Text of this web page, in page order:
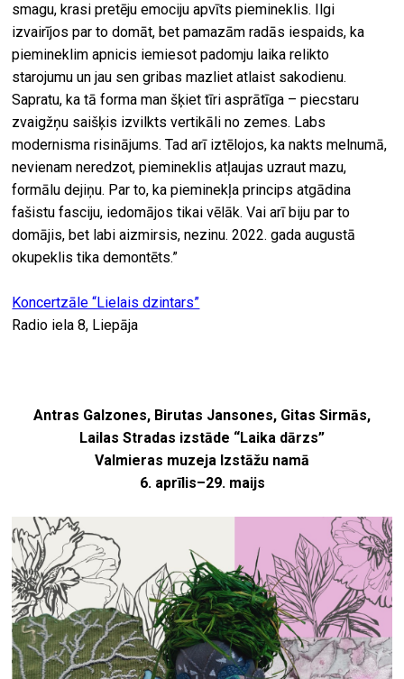
smagu, krasi pretēju emociju apvīts piemineklis. Ilgi
izvairījos par to domāt, bet pamazām radās iespaids, ka
piemineklim apnicis iemiesot padomju laika relikto
starojumu un jau sen gribas mazliet atlaist sakodienu.
Sapratu, ka tā forma man šķiet tīri asprātīga – piecstaru
zvaigžņu saišķis izvilkts vertikāli no zemes. Labs
modernisma risinājums. Tad arī iztēlojos, ka nakts melnumā,
nevienam neredzot, piemineklis atļaujas uzraut mazu,
formālu dejiņu. Par to, ka pieminekļa princips atgādina
fašistu fasciju, iedomājos tikai vēlāk. Vai arī biju par to
domājis, bet labi aizmirsis, nezinu. 2022. gada augustā
okupeklis tika demontēts.”
Koncertzāle “Lielais dzintars”
Radio iela 8, Liepāja
Antras Galzones, Birutas Jansones, Gitas Sirmās,
Lailas Stradas izstāde “Laika dārzs”
Valmieras muzeja Izstāžu namā
6. aprīlis–29. maijs